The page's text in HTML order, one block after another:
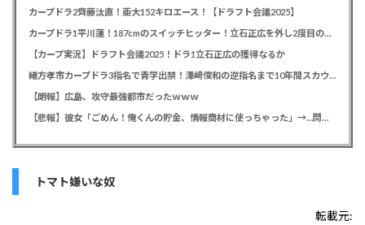
カープドラ2齊藤汰直！亜大152キロエース！【ドラフト会議2025】
カープドラ1平川蓮！187cmのスイッチヒッター！立石正広を外し2度目の重複も新井監督がクジを引き当てる！【ドラフト会議2025】
【カープ実況】ドラフト会議2025！ドラ1立石正広の獲得なるか
緒方孝市カープドラ3指名で青学出禁！澤﨑俊和の逆指名まで10年間スカウト出禁
【朗報】広島、攻守最強都市だったｗｗｗ
【悲報】彼女「ごめん！俺くんの貯金、情報商材に使っちゃった」→…問い詰めたらギャン泣きされたんだが俺が悪いのか？
トマト嫌いな奴
転載元: